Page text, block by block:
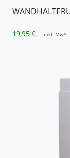
19,95 € inkl. MwSt.